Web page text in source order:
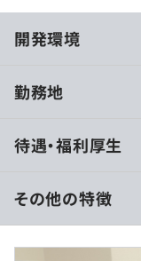
開発環境
アが多数在籍してい
うようなこともよ
勉強会が開催され
いたりと、継続的
勤務地
待遇・福利厚生
■年俸制：500万円
■月給：416,666円
その他の特徴